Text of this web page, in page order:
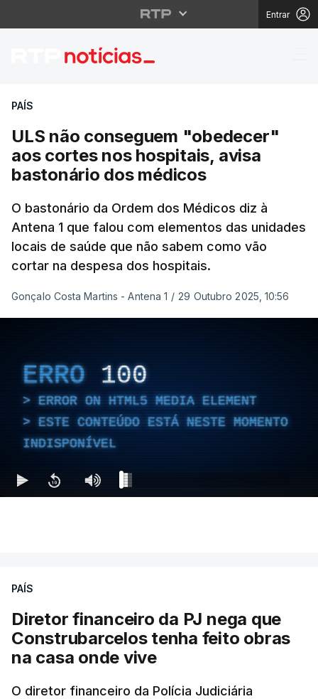
Entrar
ULS não conseguem
PAÍS
ULS não conseguem "obedecer"
aos cortes nos hospitais, avisa
bastonário dos médicos
O bastonário da Ordem dos Médicos diz à
Antena 1 que falou com elementos das unidades
locais de saúde que não sabem como vão
cortar na despesa dos hospitais.
Gonçalo Costa Martins - Antena 1 / 29 Outubro 2025, 10:56
ERRO 100
ERROR ON HTML5 MEDIA ELEMENT
ESTE CONTEÚDO ESTÁ NESTE MOMENTO
INDISPONÍVEL
PAÍS
Diretor financeiro da PJ nega que
Construbarcelos tenha feito obras
na casa onde vive
O diretor financeiro da Polícia Judiciária